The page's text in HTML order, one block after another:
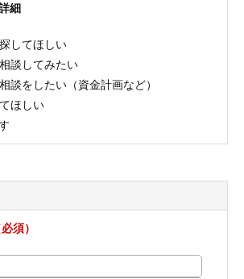
細
してほしい
談してみたい
談をしたい（資金計画など）
ほしい
必須）